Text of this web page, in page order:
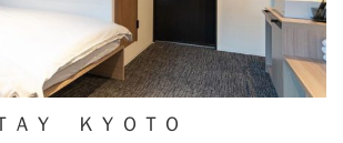
ＡＹ ＫＹＯＴＯ